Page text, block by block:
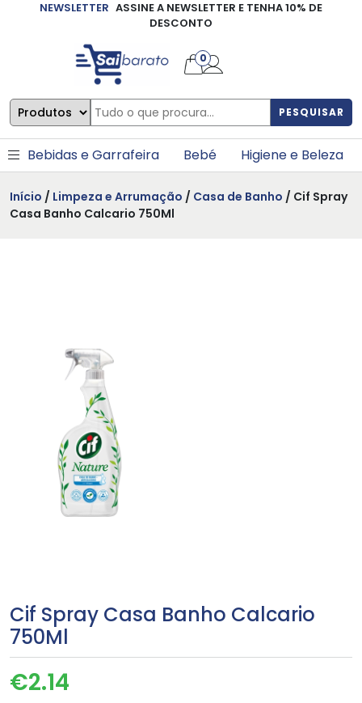
NEWSLETTER ASSINE A NEWSLETTER E TENHA 10% DE
DESCONTO
PESQUISAR
0
Bebidas e Garrafeira Bebé Higiene e Beleza
Início / Limpeza e Arrumação / Casa de Banho / Cif Spray
Casa Banho Calcario 750Ml
Cif Spray Casa Banho Calcario
750Ml
€2.14